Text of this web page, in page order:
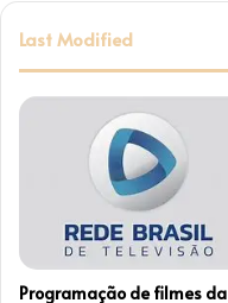
Last Modified
Programação de filmes da